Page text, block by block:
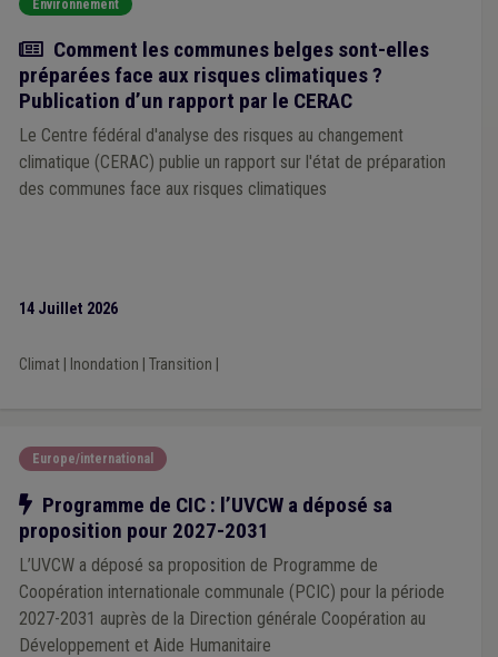
Environnement
Actualité
Comment les communes belges sont-elles
préparées face aux risques climatiques ?
Publication d’un rapport par le CERAC
Le Centre fédéral d'analyse des risques au changement
climatique (CERAC) publie un rapport sur l'état de préparation
des communes face aux risques climatiques
14 Juillet 2026
Climat| Inondation Transition
Europe/international
Notre action
Programme de CIC : l’UVCW a déposé sa
proposition pour 2027-2031
L’UVCW a déposé sa proposition de Programme de
Coopération internationale communale (PCIC) pour la période
2027-2031 auprès de la Direction générale Coopération au
Développement et Aide Humanitaire